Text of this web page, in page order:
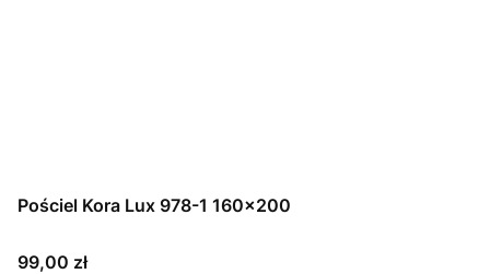
Pościel Kora Lux 978-1 160x200
Cena
99,00 zł